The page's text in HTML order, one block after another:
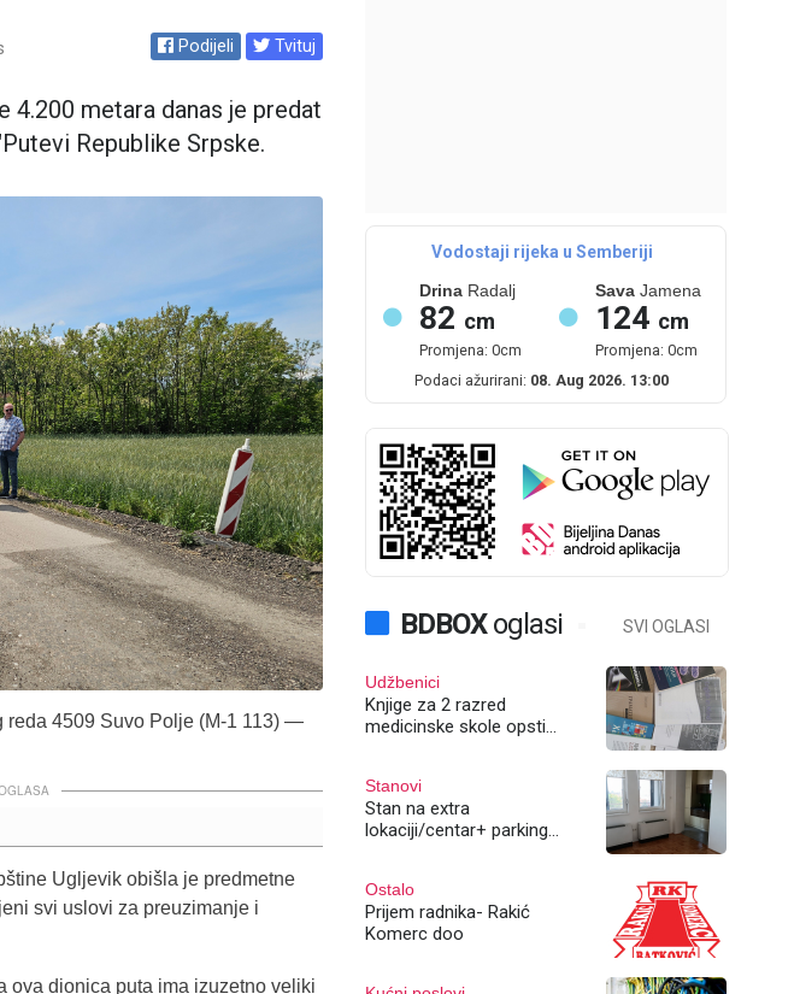
Podijeli Tvituj
4.200 metara danas je predat
Republike Srpske.
reda 4509 Suvo Polje (M-1 113) —
Ugljevik obišla je predmetne
svi uslovi za preuzimanje i
ova dionica puta ima izuzetno veliki
Vodostaji rijeka u Semberiji
Drina Radalj
82 cm
Promjena: 0cm
SavaJamena
124 cm
Promjena: 0cm
Podaci ažurirani: 08. Aug 2026. 13:00
BDBOXoglasi SVI OGLASI
Udžbenici
Knjige za 2 razred
medicinske skole opsti
Stanovi
Stan na extra
lokaciji/centar+ parking
Ostalo
Prijem radnika- Rakić
Komerc doo